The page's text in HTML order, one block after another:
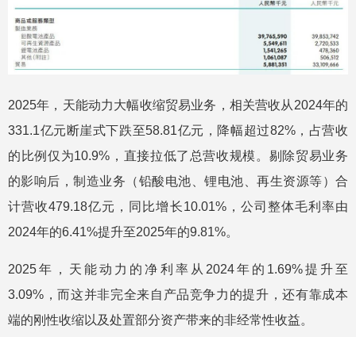
2025年，天能动力大幅收缩贸易业务，相关营收从2024年的
331.1亿元断崖式下跌至58.81亿元，降幅超过82%，占营收
的比例仅为10.9%，直接拉低了总营收规模。剔除贸易业务
的影响后，制造业务（铅酸电池、锂电池、再生资源等）合
计营收479.18亿元，同比增长10.01%，公司整体毛利率由
2024年的6.41%提升至2025年的9.81%。
2025年，天能动力的净利率从2024年的1.69%提升至
3.09%，而这并非完全来自产品竞争力的提升，还有靠成本
端的刚性收缩以及处置部分资产带来的非经常性收益。